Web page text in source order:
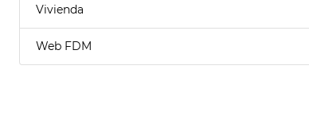
Vivienda
Web FDM